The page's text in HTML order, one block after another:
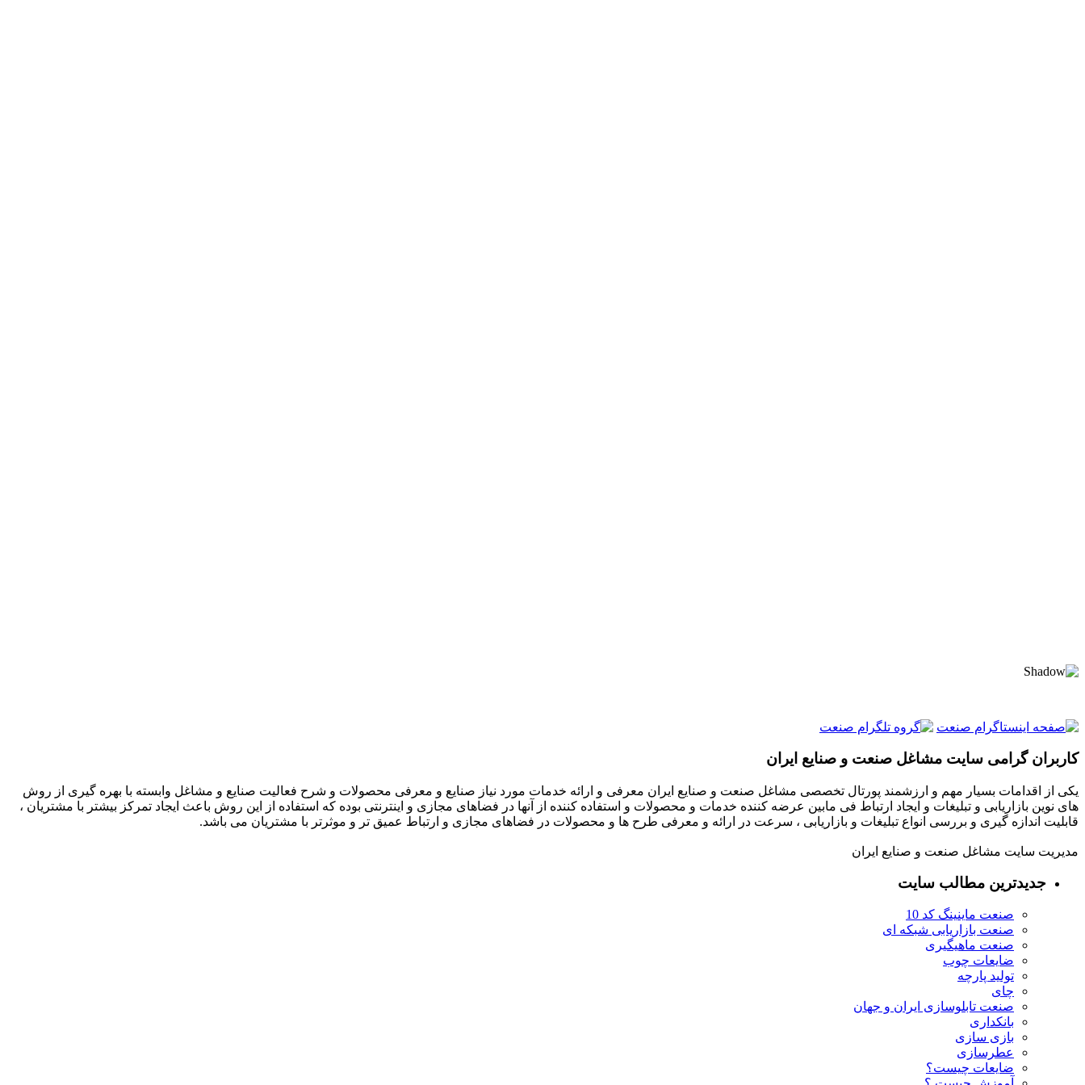
کاربران گرامی سایت مشاغل صنعت و صنایع ایران
یکی از اقدامات بسیار مهم و ارزشمند پورتال تخصصی مشاغل صنعت و صنایع ایران معرفی و ارائه خدمات مورد نیاز صنایع و معرفی محصولات و شرح فعالیت صنایع و مشاغل وابسته با بهره گیری از روش
های نوین بازاریابی و تبلیغات و ایجاد ارتباط فی مابین عرضه کننده خدمات و محصولات و استفاده کننده از آنها در فضاهای مجازی و اینترنتی بوده که استفاده از این روش باعث ایجاد تمرکز بیشتر با مشتریان ،
قابلیت اندازه گیری و بررسی انواع تبلیغات و بازاریابی ، سرعت در ارائه و معرفی طرح ها و محصولات در فضاهای مجازی و ارتباط عمیق تر و موثرتر با مشتریان می باشد.
مدیریت سایت مشاغل صنعت و صنایع ایران
جدیدترین مطالب سایت
صنعت ماینینگ کد 10
صنعت بازاریابی شبکه ای
صنعت ماهیگیری
ضایعات چوب
تولید پارچه
چای
صنعت تابلوسازی ایران و جهان
بانکداری
بازی سازی
عطرسازی
ضایعات چیست؟